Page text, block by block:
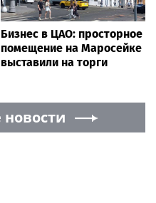
Бизнес в ЦАО: просторное
помещение на Маросейке
выставили на торги